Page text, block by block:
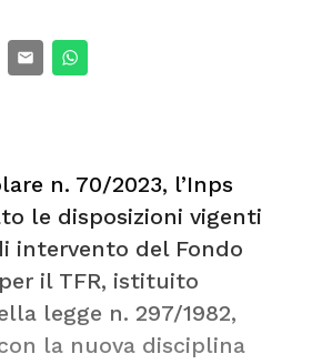
n. 70/2023, l’Inps
le disposizioni vigenti
intervento del Fondo
il TFR, istituito
legge n. 297/1982,
la nuova disciplina